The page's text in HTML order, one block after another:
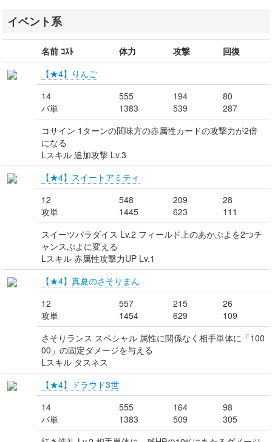
イベント系
名前 ｺｽﾄ 体力 攻撃
回復
【★4】りんご
14
バ単
555
1383
194
539
80
287
コサイン 1ターンの間味方の赤属性カードの攻撃力が2倍
になる
Lスキル 追加攻撃 Lv.3
【★4】スイートアミティ
12
攻単
548
1445
209
623
28
111
スイーツパラダイス Lv.2 フィールド上のあかぷよを2つチ
ャンスぷよに変える
Lスキル 赤属性攻撃力UP Lv.1
【★4】真夏のさそりまん
12
攻単
557
1454
215
629
26
109
さそりランス スペシャル 属性に関係なく相手単体に「100
00」の固定ダメージを与える
Lスキル タスネス
【★4】ドラウド3世
14
バ単
555
1383
164
509
98
305